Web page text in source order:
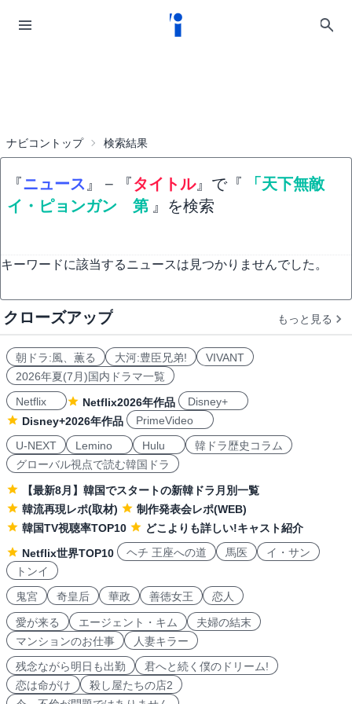
ナビコントップ 検索結果
『ニュース 』 − 『タイトル』で『
「天下無敵
イ・ピョンガン 第 』を検索
キーワードに該当するニュースは見つかりませんでした。
クローズアップ もっと見る
朝ドラ:風、薫る 大河:豊臣兄弟!
VIVANT
2026年夏(7月)国内ドラマ一覧
Netflix
Netflix2026年作品
Disney+
Disney+2026年作品
PrimeVideo
U-NEXT
Lemino Hulu
韓ドラ歴史コラム
グローバル視点で読む韓国ドラ
【最新8月】韓国でスタートの新韓ドラ月別一覧
韓流再現レポ(取材)
制作発表会レポ(WEB)
韓国TV視聴率TOP10
どこよりも詳しい!キャスト紹介
Netflix世界TOP10
ヘチ 王座への道 馬医
イ・サン
トンイ
鬼宮
奇皇后 華政 善徳女王 恋人
愛が来る エージェント・キム
夫婦の結末
マンションのお仕事
人妻キラー
残念ながら明日も出勤
君へと続く僕のドリーム!
恋は命がけ
殺し屋たちの店2